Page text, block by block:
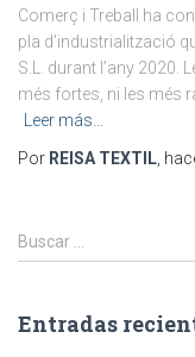
Comerç i Treball ha
pla d’industrialització
S.L. durant l’any 2020.
més fortes, ni les més
Leer más…
Por REISA TEXTIL ,
B
u
a
Buscar …
Entradas